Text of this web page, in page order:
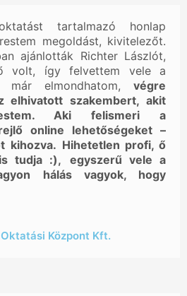
tartalmazó honlap
megoldást, kivitelezőt.
ajánlották Richter Lászlót,
volt, így felvettem vele a
már elmondhatom, végre
elhivatott szakembert, akit
Aki felismeri a
online lehetőségeket –
kihozva. Hihetetlen profi, ő
tudja :),
egyszerű vele a
hálás vagyok, hogy
Központ Kft.